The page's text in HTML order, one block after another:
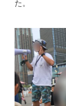
た。